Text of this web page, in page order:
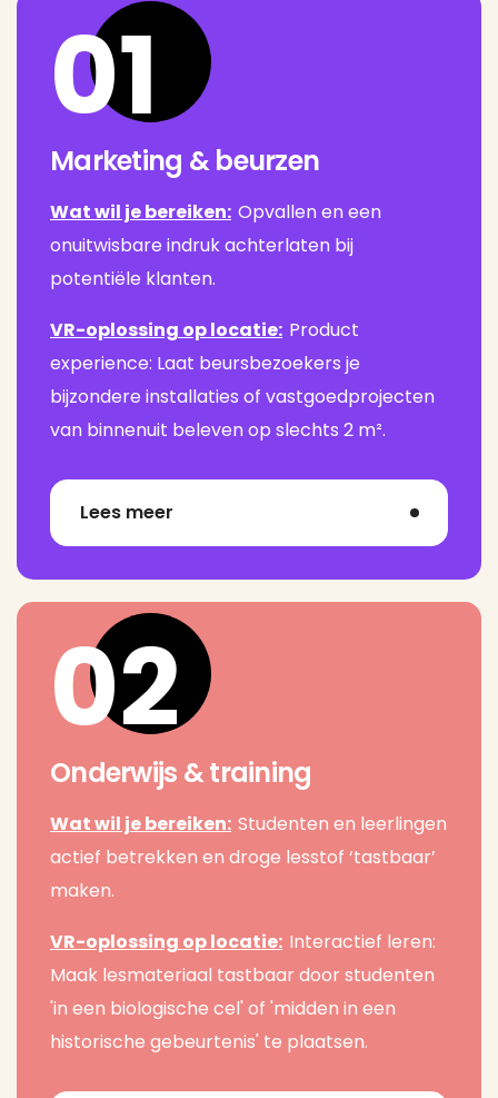
01
Marketing & beurzen
Wat wil je bereiken: Opvallen en een
onuitwisbare indruk achterlaten bij
potentiële klanten.
VR-oplossing op locatie: Product
experience: Laat beursbezoekers je
bijzondere installaties of vastgoedprojecten
van binnenuit beleven op slechts 2 m².
Lees meer
02
Onderwijs & training
Wat wil je bereiken: Studenten en leerlingen
actief betrekken en droge lesstof ‘tastbaar’
maken.
VR-oplossing op locatie: Interactief leren:
Maak lesmateriaal tastbaar door studenten
'in een biologische cel' of 'midden in een
historische gebeurtenis' te plaatsen.